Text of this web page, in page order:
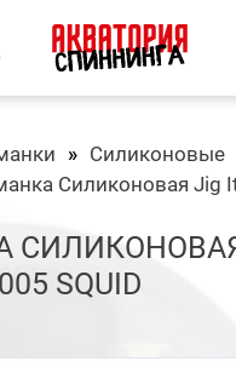
Силиконовые
СИЛИКОНОВАЯ
SQUID